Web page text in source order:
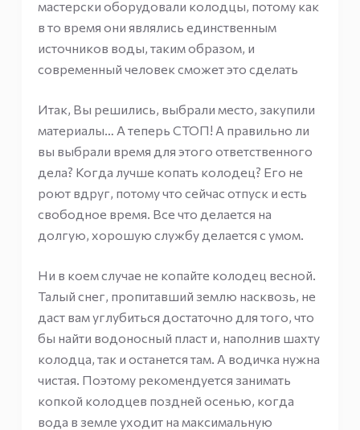
мастерски оборудовали колодцы, потому как
в то время они являлись единственным
источников воды, таким образом, и
современный человек сможет это сделать
Итак, Вы решились, выбрали место, закупили
материалы… А теперь СТОП! А правильно ли
вы выбрали время для этого ответственного
дела? Когда лучше копать колодец? Его не
роют вдруг, потому что сейчас отпуск и есть
свободное время. Все что делается на
долгую, хорошую службу делается с умом.
Ни в коем случае не копайте колодец весной.
Талый снег, пропитавший землю насквозь, не
даст вам углубиться достаточно для того, что
бы найти водоносный пласт и, наполнив шахту
колодца, так и останется там. А водичка нужна
чистая. Поэтому рекомендуется занимать
копкой колодцев поздней осенью, когда
вода в земле уходит на максимальную